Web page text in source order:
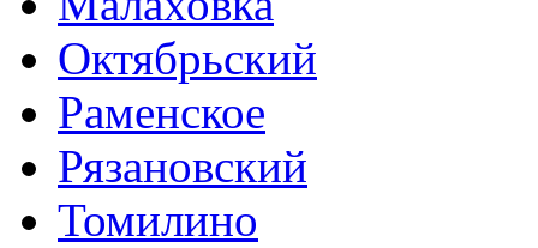
Октябрьский
Раменское
Рязановский
Томилино